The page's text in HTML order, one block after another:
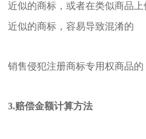
近似的商标，或者在类似商品
近似的商标，容易导致混淆的
销售侵犯注册商标专用权商品的
3.赔偿金额计算方法